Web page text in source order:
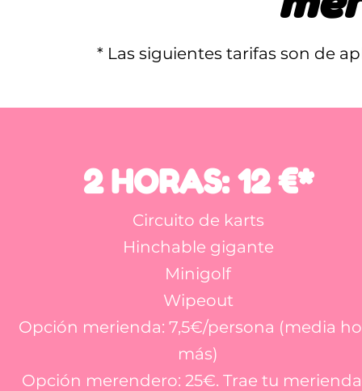
* Las siguientes tarifas son de
2 HORAS: 12 €*
Circuito de karts
Hinchable gigante
Minigolf
Wipeout
Opción merienda: 7,5€/persona (media
más)
Opción merendero: 25€. Trae tu